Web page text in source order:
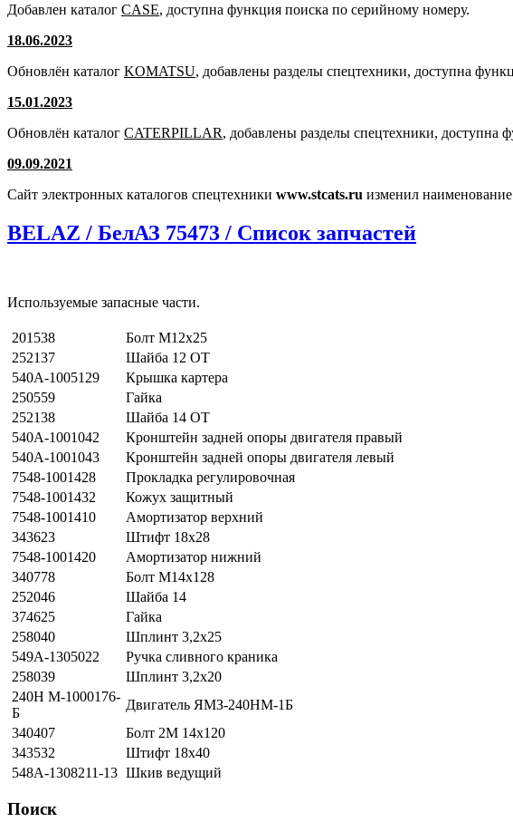
Добавлен каталог CASE, доступна функция поиска по серийному номеру.
18.06.2023
Обновлён каталог KOMATSU, добавлены разделы спецтехники, доступна
15.01.2023
Обновлён каталог CATERPILLAR, добавлены разделы спецтехники, доступна
09.09.2021
Сайт электронных каталогов спецтехники www.stcats.ru изменил
BELAZ / БелАЗ 75473 / Список запчастей
Используемые запасные части.
201538
Болт М12х25
252137
Шайба 12 ОТ
540А-1005129
Крышка картера
250559
Гайка
252138
Шайба 14 ОТ
540А-1001042
Кронштейн задней опоры двигателя правый
540А-1001043
Кронштейн задней опоры двигателя левый
7548-1001428
Прокладка регулировочная
7548-1001432
Кожух защитный
7548-1001410
Амортизатор верхний
343623
Штифт 18х28
7548-1001420
Амортизатор нижний
340778
Болт М14х128
252046
Шайба 14
374625
Гайка
258040
Шплинт 3,2х25
549А-1305022
Ручка сливного краника
258039
Шплинт 3,2х20
240Н М-1000176-
Б
Двигатель ЯМЗ-240НМ-1Б
340407
Болт 2М 14x120
343532
Штифт 18x40
548А-1308211-13 Шкив ведущий
252136
Поиск